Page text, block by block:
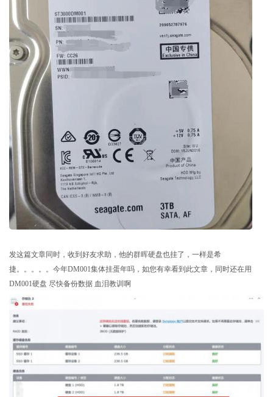
发这篇文章同时，收到好友求助，他的群晖硬盘也挂了，一样是希
捷。。。。。今年DM001集体挂蛋年吗，如您有幸看到此文章，同时还在用
DM001硬盘 尽快备份数据 血泪教训啊